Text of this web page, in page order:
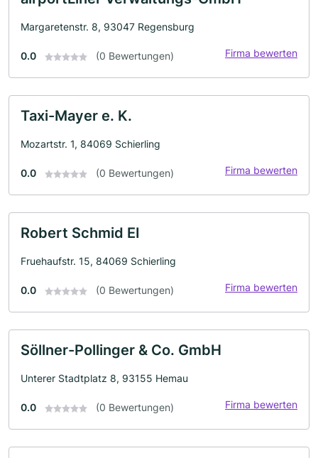
Margaretenstr. 8, 93047 Regensburg
0.0 (0 Bewertungen) Firma bewerten
Taxi-Mayer e. K.
Mozartstr. 1, 84069 Schierling
0.0 (0 Bewertungen) Firma bewerten
Robert Schmid EI
Fruehaufstr. 15, 84069 Schierling
0.0 (0 Bewertungen) Firma bewerten
Söllner-Pollinger & Co. GmbH
Unterer Stadtplatz 8, 93155 Hemau
0.0 (0 Bewertungen) Firma bewerten